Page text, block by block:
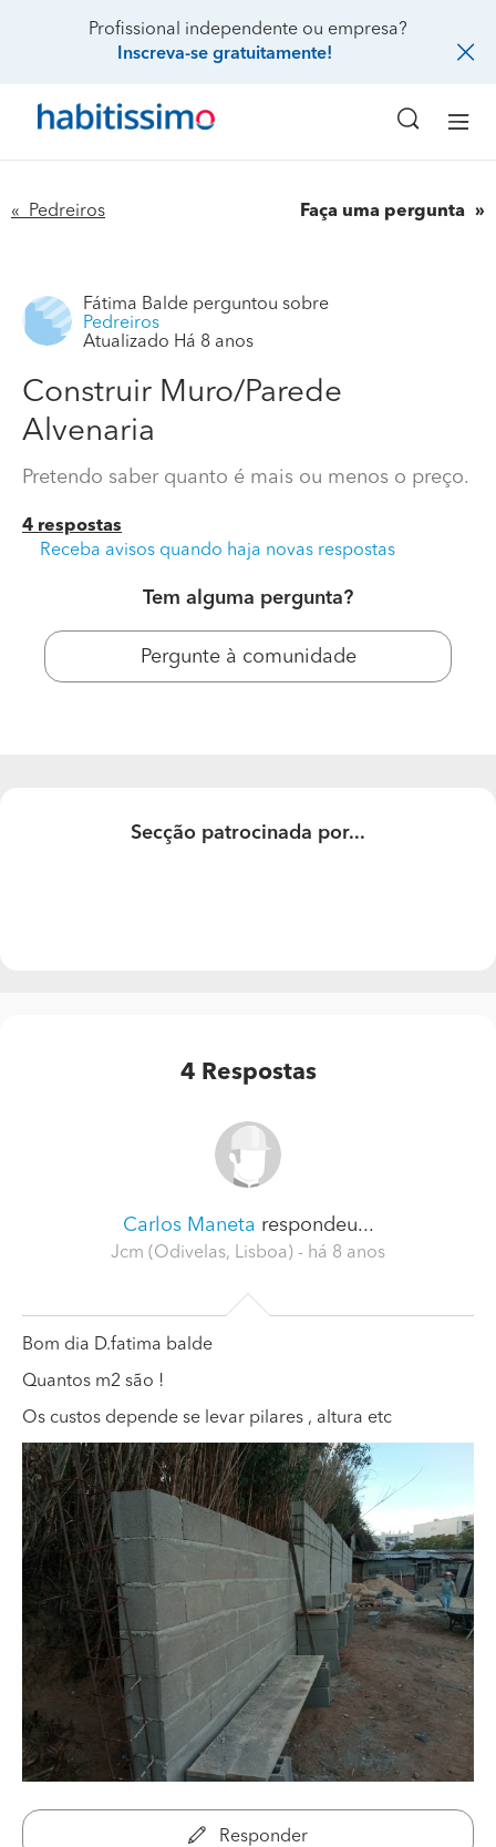
Profissional independente ou empresa?
Inscreva-se gratuitamente!
« Pedreiros Faça uma pergunta
Fátima Balde perguntou sobre
Pedreiros
Atualizado Há 8 anos
Construir Muro/Parede
Alvenaria
Pretendo saber quanto é mais ou menos o preço.
4 respostas
Receba avisos quando haja novas respostas
Tem alguma pergunta?
Pergunte à comunidade
Secção patrocinada por...
4 Respostas
Carlos Maneta respondeu...
Jcm (Odivelas, Lisboa) - há 8 anos
Bom dia D.fatima balde
Quantos m2 são !
Os custos depende se levar pilares , altura etc
Responder